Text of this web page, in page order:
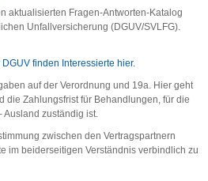
aktualisierten Fragen-Antworten-Katalog
Unfallversicherung (DGUV/SVLFG).
finden Interessierte hier.
auf der Verordnung und 19a. Hier geht
die Zahlungsfrist für Behandlungen, für die
Ausland zuständig ist.
zwischen den Vertragspartnern
im beiderseitigen Verständnis verbindlich zu